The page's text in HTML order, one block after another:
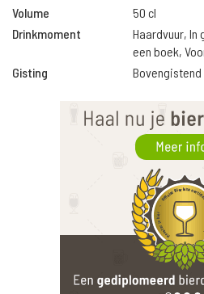
Volume
50 cl
Drinkmoment
Haardvuur, In
een boek,
Gisting
Bovengistend